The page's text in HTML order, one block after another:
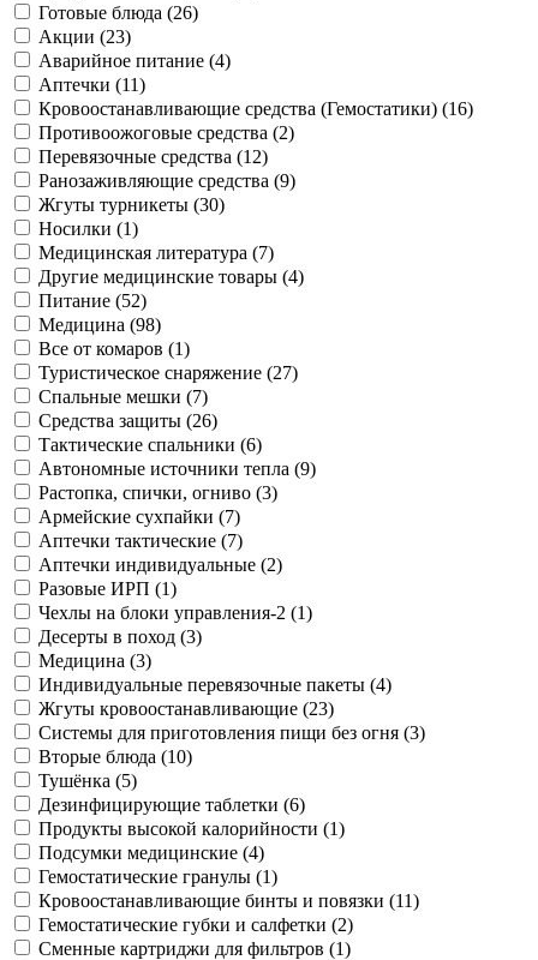
Готовые блюда (26)
Акции (23)
Аварийное питание (4)
Аптечки (11)
Кровоостанавливающие средства (Гемостатики) (16)
Противоожоговые средства (2)
Перевязочные средства (12)
Ранозаживляющие средства (9)
Жгуты турникеты (30)
Носилки (1)
Медицинская литература (7)
Другие медицинские товары (4)
Питание (52)
Медицина (98)
Все от комаров (1)
Туристическое снаряжение (27)
Спальные мешки (7)
Средства защиты (26)
Тактические спальники (6)
Автономные источники тепла (9)
Растопка, спички, огниво (3)
Армейские сухпайки (7)
Аптечки тактические (7)
Аптечки индивидуальные (2)
Разовые ИРП (1)
Чехлы на блоки управления-2 (1)
Десерты в поход (3)
Медицина (3)
Индивидуальные перевязочные пакеты (4)
Жгуты кровоостанавливающие (23)
Системы для приготовления пищи без огня (3)
Вторые блюда (10)
Тушёнка (5)
Дезинфицирующие таблетки (6)
Продукты высокой калорийности (1)
Подсумки медицинские (4)
Гемостатические гранулы (1)
Кровоостанавливающие бинты и повязки (11)
Гемостатические губки и салфетки (2)
Сменные картриджи для фильтров (1)